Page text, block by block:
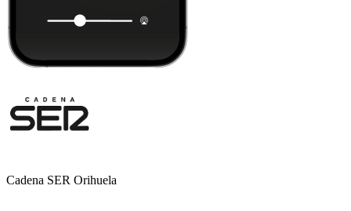
Cadena SER Orihuela